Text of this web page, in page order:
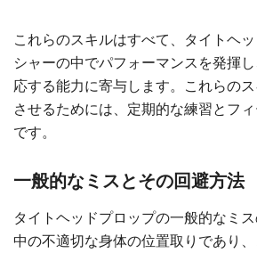
これらのスキルはすべて、タイトヘ
シャーの中でパフォーマンスを発揮
応する能力に寄与します。これらの
させるためには、定期的な練習とフ
です。
一般的なミスとその回避方法
タイトヘッドプロップの一般的なミ
中の不適切な身体の位置取りであり